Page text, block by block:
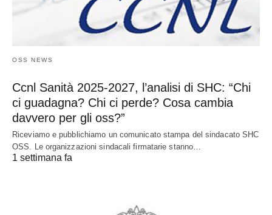
OSS NEWS
Ccnl Sanità 2025-2027, l’analisi di SHC: “Chi
ci guadagna? Chi ci perde? Cosa cambia
davvero per gli oss?”
Riceviamo e pubblichiamo un comunicato stampa del sindacato SHC
OSS. Le organizzazioni sindacali firmatarie stanno…
1 settimana fa